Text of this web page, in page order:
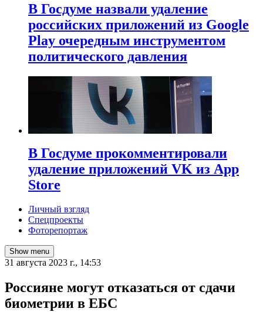
В Госдуме назвали удаление
российских приложений из Google
Play очередным инструментом
политического давления
В Госдуме прокомментировали
удаление приложений VK из App
Store
Личный взгляд
Спецпроекты
Фоторепортаж
Show menu
31 августа 2023 г., 14:53
Россияне могут отказаться от сдачи
биометрии в ЕБС